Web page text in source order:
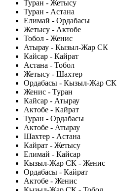
Туран - Жетысу
Туран - Астана
Елимай - Ордабасы
Жетысу - Актобе
Тобол - Женис
Атырау - Кызыл-Жар СК
Кайсар - Кайрат
Астана - Тобол
Жетысу - Шахтер
Ордабасы - Кызыл-Жар СК
Женис - Туран
Кайсар - Атырау
Актобе - Кайрат
Туран - Ордабасы
Актобе - Атырау
Шахтер - Астана
Кайрат - Жетысу
Елимай - Кайсар
Кызыл-Жар СК - Женис
Ордабасы - Кайрат
Актобе - Женис